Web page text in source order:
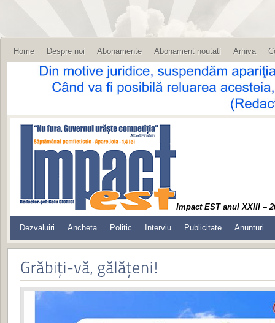
Home Despre noi Abonamente Abonament noutati Arhiva
Impact EST anul XXIII –
Dezvaluiri Ancheta Politic Interviu Publicitate Anunturi